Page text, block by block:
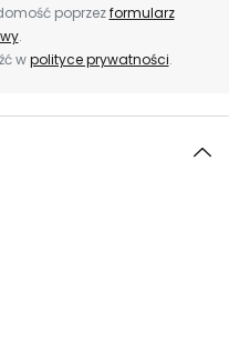
poprzezformularz
.
wpolityce prywatności.